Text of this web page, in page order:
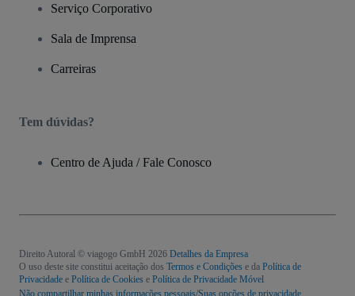
Serviço Corporativo
Sala de Imprensa
Carreiras
Tem dúvidas?
Centro de Ajuda / Fale Conosco
Direito Autoral © viagogo GmbH 2026 Detalhes da Empresa
O uso deste site constitui aceitação dos Termos e Condições e da Política de
Privacidade e Política de Cookies e Política de Privacidade Móvel
Não compartilhar minhas informações pessoais/Suas opções de privacidade